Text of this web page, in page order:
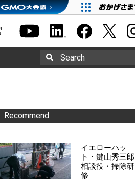
Search
Recommend
イエローハッ
ト・鍵山秀三郎
相談役・掃除研
修